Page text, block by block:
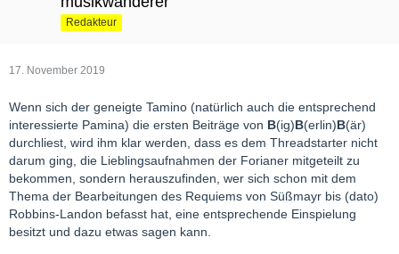
Redakteur
17. November 2019
Wenn sich der geneigte Tamino (natürlich auch die entsprechend
interessierte Pamina) die ersten Beiträge von B(ig)B(erlin)B(är)
durchliest, wird ihm klar werden, dass es dem Threadstarter nicht
darum ging, die Lieblingsaufnahmen der Forianer mitgeteilt zu
bekommen, sondern herauszufinden, wer sich schon mit dem
Thema der Bearbeitungen des Requiems von Süßmayr bis (dato)
Robbins-Landon befasst hat, eine entsprechende Einspielung
besitzt und dazu etwas sagen kann.